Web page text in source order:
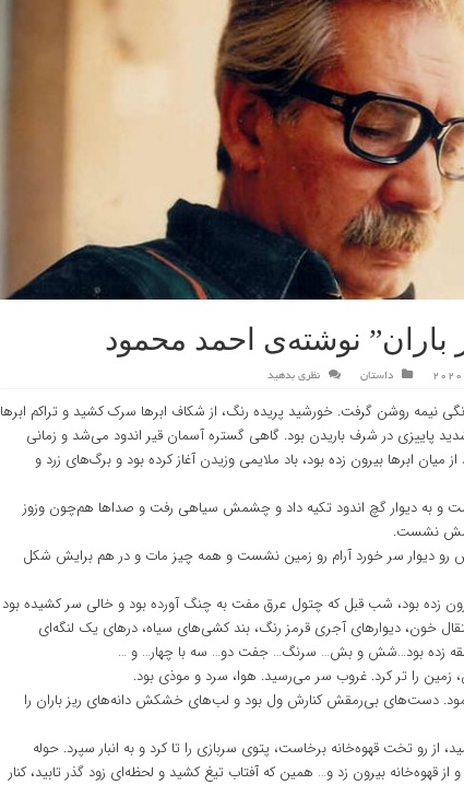
باران” نوشته‌ی احمد محمود
داستان نظری بدهید
نیمه روشن گرفت. خورشید پریده رنگ، از شکاف ابرها سرک کشید و تراکم ابرها
پاییزی در شرف باریدن بود. گاهی گستره آسمان قیر اندود می‌شد و زمانی
ابرها بیرون زده بود، باد ملایمی وزیدن آغاز کرده بود و برگ‌های زرد و
و به دیوار گچ اندود تکیه داد و چشمش سیاهی رفت و صداها هم‌چون وزوز
نشست.
رو دیوار سر خورد آرام رو زمین نشست و همه چیز مات و در هم برایش شکل
زده بود، شب قبل که چتول عرق مفت به چنگ آورده بود و خالی سر کشیده بود
خون، دیوارهای آجری قرمز رنگ، بند کشی‌های سیاه، درهای یک لنگه‌ای
حلقه زده بود…شش و بش… سرنگ… جفت دو… سه با چهار… و …
زمین را تر کرد. غروب سر می‌رسید. هوا، سرد و موذی بود.
دست‌های بی‌رمقش کنارش ول بود و لب‌های خشکش دانه‌های ریز باران را
از رو تخت قهوه‌خانه برخاست، پتوی سربازی را تا کرد و به انبار سپرد. حوله
قهوه‌خانه بیرون زد و… همین که آفتاب تیغ کشید و لحظه‌ای زود گذر تابید، کنار